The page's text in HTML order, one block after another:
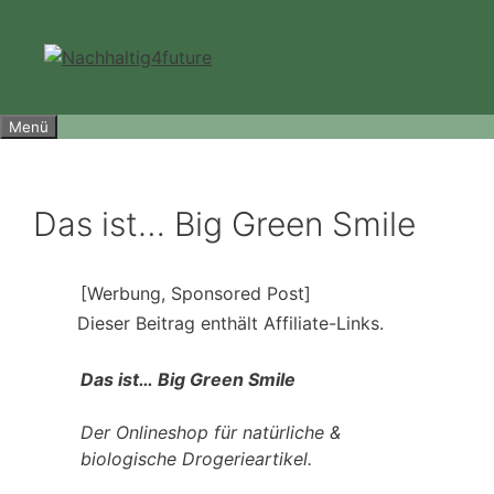
springen
Menü
Das ist… Big Green Smile
[Werbung, Sponsored Post]
Dieser Beitrag enthält Affiliate-Links.
Das ist… Big Green Smile
Der Onlineshop für natürliche &
biologische Drogerieartikel.